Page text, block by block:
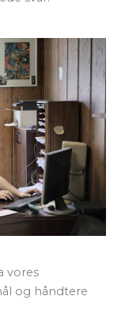
vores
og håndtere